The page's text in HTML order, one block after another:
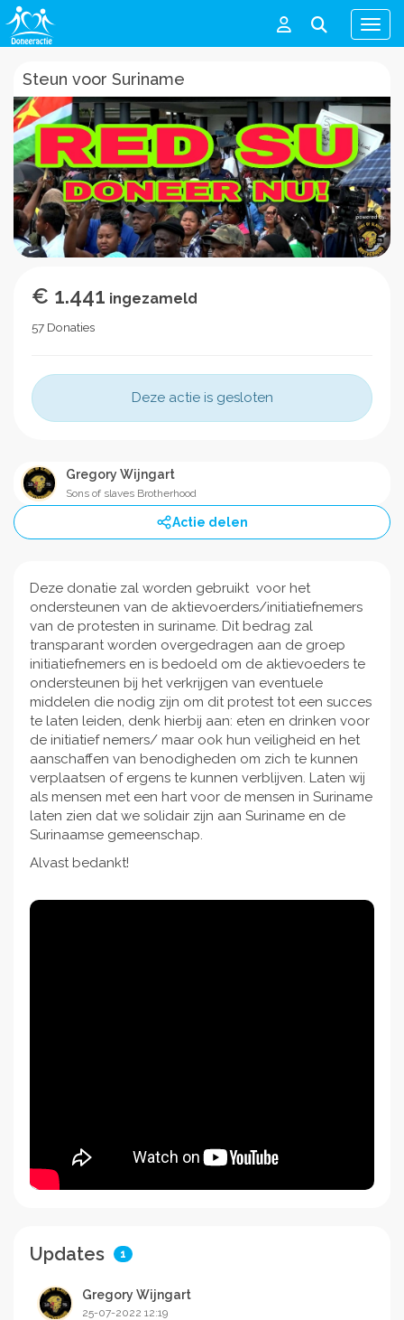
Menu
Steun voor Suriname
€ 1.441 ingezameld
57 Donaties
Deze actie is gesloten
Gregory Wijngart
Sons of slaves Brotherhood
Actie delen
Deze donatie zal worden gebruikt voor het
ondersteunen van de aktievoerders/initiatiefnemers
van de protesten in suriname. Dit bedrag zal
transparant worden overgedragen aan de groep
initiatiefnemers en is bedoeld om de aktievoeders te
ondersteunen bij het verkrijgen van eventuele
middelen die nodig zijn om dit protest tot een succes
te laten leiden, denk hierbij aan: eten en drinken voor
de initiatief nemers/ maar ook hun veiligheid en het
aanschaffen van benodigheden om zich te kunnen
verplaatsen of ergens te kunnen verblijven. Laten wij
als mensen met een hart voor de mensen in Suriname
laten zien dat we solidair zijn aan Suriname en de
Surinaamse gemeenschap.
Alvast bedankt!
Updates 1
Gregory Wijngart
25-07-2022 12:19